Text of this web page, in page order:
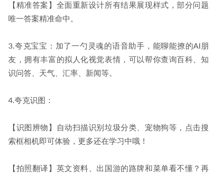
【精准答案】全面重新设计所有结果展现样式，部分问题
唯一答案精准命中。
3.夸克宝宝：加了一勺灵魂的语音助手，能聊能撩的AI朋
友，拥有丰富的拟人化视觉表情，可以帮你查询百科、知
识问答、天气、汇率、新闻等。
4.夸克识图：
【识图辨物】自动扫描识别垃圾分类、宠物狗等，点击搜
索框相机即可体验，更多还在学习中哦！
【拍照翻译】英文资料、出国游的路牌和菜单看不懂？再